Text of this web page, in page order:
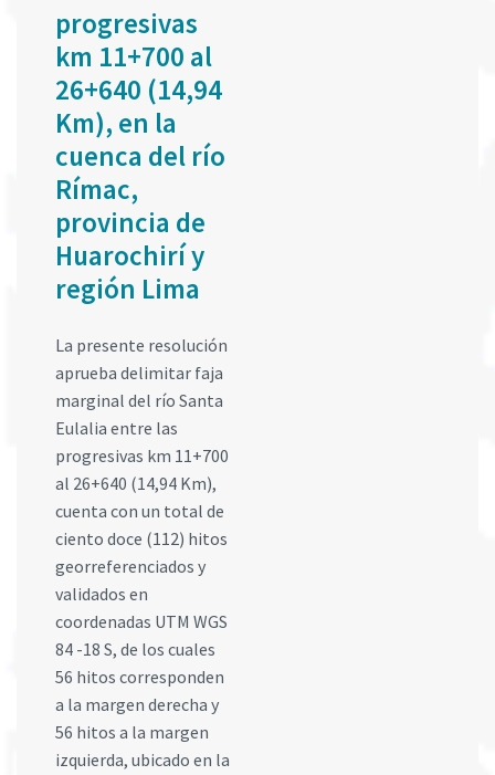
progresivas
km 11+700 al
26+640 (14,94
Km), en la
cuenca del río
Rímac,
provincia de
Huarochirí y
región Lima
La presente resolución
aprueba delimitar faja
marginal del río Santa
Eulalia entre las
progresivas km 11+700
al 26+640 (14,94 Km),
cuenta con un total de
ciento doce (112) hitos
georreferenciados y
validados en
coordenadas UTM WGS
84 -18 S, de los cuales
56 hitos corresponden
a la margen derecha y
56 hitos a la margen
izquierda, ubicado en la